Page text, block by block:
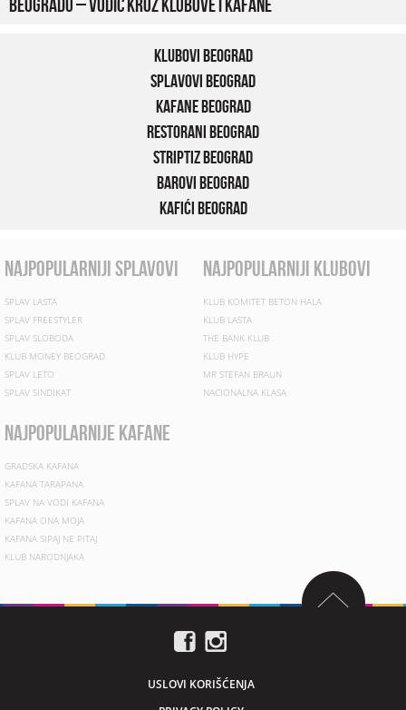
Beogradu – vodič kroz klubove i kafane
Klubovi Beograd
Splavovi Beograd
Kafane Beograd
Restorani Beograd
Striptiz Beograd
Barovi Beograd
Kafići Beograd
najpopularniji splavovi
SPLAV LASTA
SPLAV FREESTYLER
SPLAV SLOBODA
KLUB MONEY BEOGRAD
SPLAV LETO
SPLAV SINDIKAT
najpopularniji klubovi
KLUB KOMITET BETON HALA
KLUB LASTA
THE BANK KLUB
KLUB HYPE
MR STEFAN BRAUN
NACIONALNA KLASA
najpopularnije kafane
GRADSKA KAFANA
KAFANA TARAPANA
SPLAV NA VODI KAFANA
KAFANA ONA MOJA
KAFANA SIPAJ NE PITAJ
KLUB NARODNJAKA
USLOVI KORIŠĆENJA